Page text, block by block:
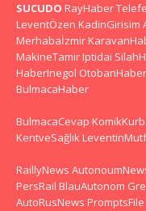
SUCUDO RayHaber
LeventÖzen KadinGirisim
Merhabaİzmir
MakineTamir Iptidai
HaberInegol OtobanHaber
BulmacaHaber
BulmacaCevap
KentveSağlık
RaillyNews
PersRail BlauAutonom
AutoRusNews PromptsFile